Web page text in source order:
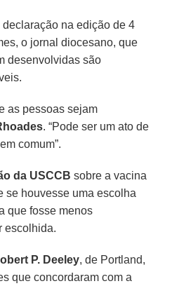
na edição de 4
o jornal diocesano, que
desenvolvidas são
as pessoas sejam
. “Pode ser um ato de
comum”.
da USCCB sobre a vacina
se houvesse uma escolha
que fosse menos
escolhida.
P. Deeley, de Portland,
que concordaram com a